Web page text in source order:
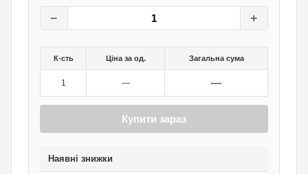
− +
К-сть Ціна за од. Загальна сума
1 — —
Купити зараз
Наявні знижки